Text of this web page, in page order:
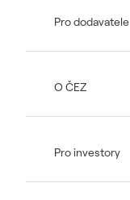
Pro dodavatele
O ČEZ
Pro investory